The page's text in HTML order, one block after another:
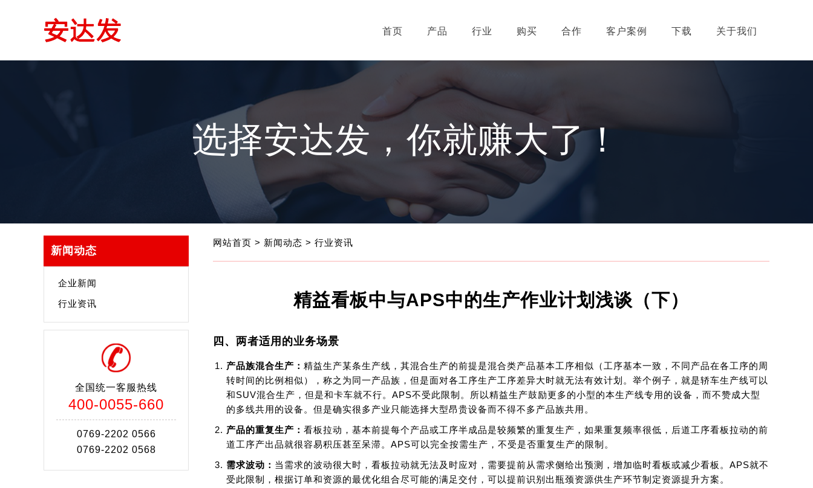
首页 产品 行业 购买 合作 客户案例 下载 关于我们
选择安达发，你就赚大了！
新闻动态
企业新闻
行业资讯
全国统一客服热线
400-0055-660
0769-2202 0566
0769-2202 0568
网站首页 > 新闻动态 > 行业资讯
精益看板中与APS中的生产作业计划浅谈（下）
四、两者适用的业务场景
产品族混合生产： 精益生产某条生产线，其混合生产的前提是混合类产品基本工序相似（工序基本一致，不同产品在各工序的周
转时间的比例相似），称之为同一产品族，但是面对各工序生产工序差异大时就无法有效计划。举个例子，就是轿车生产线可以
和SUV混合生产，但是和卡车就不行。APS不受此限制。所以精益生产鼓励更多的小型的本生产线专用的设备，而不赞成大型
的多线共用的设备。但是确实很多产业只能选择大型昂贵设备而不得不多产品族共用。
产品的重复生产： 看板拉动，基本前提每个产品或工序半成品是较频繁的重复生产，如果重复频率很低，后道工序看板拉动的前
道工序产出品就很容易积压甚至呆滞。APS可以完全按需生产，不受是否重复生产的限制。
需求波动： 当需求的波动很大时，看板拉动就无法及时应对，需要提前从需求侧给出预测，增加临时看板或减少看板。APS就不
受此限制，根据订单和资源的最优化组合尽可能的满足交付，可以提前识别出瓶颈资源供生产环节制定资源提升方案。